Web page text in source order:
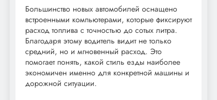
Большинство новых автомобилей оснащено
встроенными компьютерами, которые фиксируют
расход топлива с точностью до сотых литра.
Благодаря этому водитель видит не только
средний, но и мгновенный расход. Это
помогает понять, какой стиль езды наиболее
экономичен именно для конкретной машины и
дорожной ситуации.